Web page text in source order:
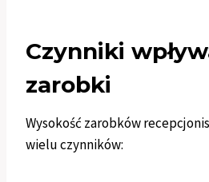
Czynniki
zarobki
Wysokość zarobków
wielu czynników: